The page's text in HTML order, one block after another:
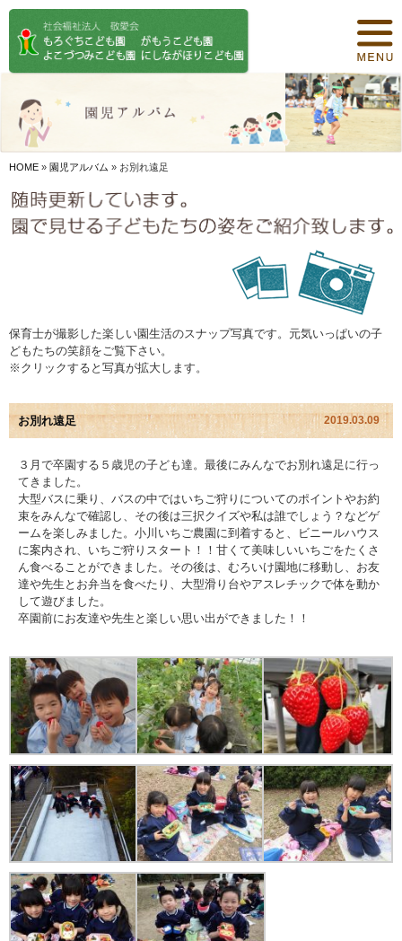
HOME » 園児アルバム » お別れ遠足
保育士が撮影した楽しい園生活のスナップ写真です。元気いっぱいの子
どもたちの笑顔をご覧下さい。
※クリックすると写真が拡大します。
お別れ遠足 2019.03.09
３月で卒園する５歳児の子ども達。最後にみんなでお別れ遠足に行っ
てきました。
大型バスに乗り、バスの中ではいちご狩りについてのポイントやお約
束をみんなで確認し、その後は三択クイズや私は誰でしょう？などゲ
ームを楽しみました。小川いちご農園に到着すると、ビニールハウス
に案内され、いちご狩りスタート！！甘くて美味しいいちごをたくさ
ん食べることができました。その後は、むろいけ園地に移動し、お友
達や先生とお弁当を食べたり、大型滑り台やアスレチックで体を動か
して遊びました。
卒園前にお友達や先生と楽しい思い出ができました！！
保育について
食事について
オリジナル保育
年間行事
お知らせ
園児アルバム
採用情報
よくあるご質問
プライバシーポリシー
ケイアイクラブ
お問い合わせ
医師の許可証
勤務証明書
苦情解決公表
法人詳細情報
重要事項説明書